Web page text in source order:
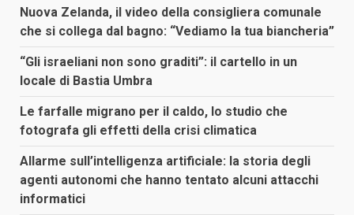
Nuova Zelanda, il video della consigliera comunale
che si collega dal bagno: “Vediamo la tua biancheria”
“Gli israeliani non sono graditi”: il cartello in un
locale di Bastia Umbra
Le farfalle migrano per il caldo, lo studio che
fotografa gli effetti della crisi climatica
Allarme sull’intelligenza artificiale: la storia degli
agenti autonomi che hanno tentato alcuni attacchi
informatici